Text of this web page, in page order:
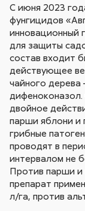
С июня 2023
фунгицидов
инновационный
для защиты
состав входит
действующее
чайного дерева
двойное
парши яблони и
грибные
проводят в
интервалом не
Против парши и
препарат
л/га, против